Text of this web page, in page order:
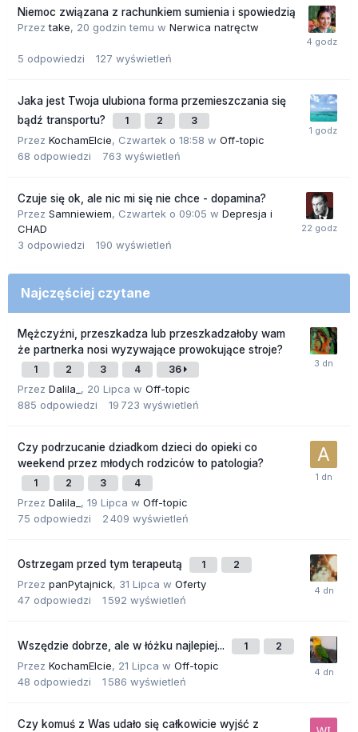
Niemoc związana z rachunkiem sumienia i spowiedzią
Przeztake, 20 godzin temu w Nerwica natręctw
5 odpowiedzi 127 wyświetleń
Jaka jest Twoja ulubiona forma przemieszczania się
bądź transportu?
1 2 3
Przez KochamElcie, Czwartek o 18:58 w Off-topic
68 odpowiedzi 763 wyświetleń
Czuje się ok, ale nic mi się nie chce - dopamina?
Przez Samniewiem, Czwartek o 09:05 w Depresja i
CHAD
3 odpowiedzi 190 wyświetleń
Najczęściej czytane
Mężczyźni, przeszkadza lub przeszkadzałoby wam
że partnerka nosi wyzywające prowokujące stroje?
1 2 3 4 36
Przez Dalila_ , 20 Lipca w Off-topic
885 odpowiedzi 19 723 wyświetleń
Czy podrzucanie dziadkom dzieci do opieki co
weekend przez młodych rodziców to patologia?
1 2 3 4
Przez Dalila_ , 19 Lipca w Off-topic
75 odpowiedzi 2 409 wyświetleń
Ostrzegam przed tym terapeutą 1 2
Przez panPytajnick, 31 Lipca w Oferty
47 odpowiedzi 1 592 wyświetleń
Wszędzie dobrze, ale w łóżku najlepiej... 1 2
Przez KochamElcie, 21 Lipca w Off-topic
48 odpowiedzi 1 586 wyświetleń
Czy komuś z Was udało się całkowicie wyjść z